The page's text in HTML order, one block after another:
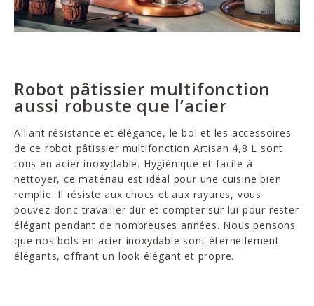
Robot pâtissier multifonction
aussi robuste que l’acier
Alliant résistance et élégance, le bol et les accessoires
de ce robot pâtissier multifonction Artisan 4,8 L sont
tous en acier inoxydable. Hygiénique et facile à
nettoyer, ce matériau est idéal pour une cuisine bien
remplie. Il résiste aux chocs et aux rayures, vous
pouvez donc travailler dur et compter sur lui pour rester
élégant pendant de nombreuses années. Nous pensons
que nos bols en acier inoxydable sont éternellement
élégants, offrant un look élégant et propre.